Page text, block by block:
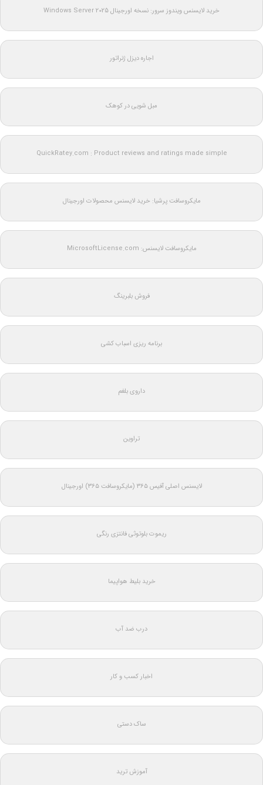
خرید لایسنس ویندوز سرور: نسخه اورجینال Windows Server 2025
اجاره دیزل ژنراتور
مبل شویی در کوهک
QuickRatey.com : Product reviews and ratings made simple
مایکروسافت پرشیا: خرید لایسنس محصولات اورجینال
مایکروسافت لایسنس: MicrosoftLicense.com
فروش بلبرینگ
برنامه ریزی اسباب کشی
داروی بلغم
تراوین
لایسنس اصلی آفیس ۳۶۵ (مایکروسافت ۳۶۵) اورجینال
ریموت بلوتوثی فانتزی رنگی
خرید بلیط هواپیما
درب ضد آب
اخبار کسب و کار
ساک دستی
آموزش ترید